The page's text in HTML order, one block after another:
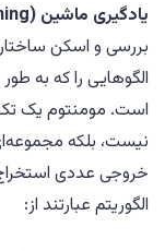
یادگیری ماشین (Machine Learning)
بررسی و اسکن
الگوهایی را که به
است. مومنتوم یک
نیست، بلکه
خروجی عددی
الگوریتم عبارتند از: